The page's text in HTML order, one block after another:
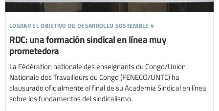
lograr el objetivo de desarrollo sostenible 4
RDC: una formación sindical en línea muy
prometedora
La Fédération nationale des enseignants du Congo/Union
Nationale des Travailleurs du Congo (FENECO/UNTC) ha
clausurado oficialmente el final de su Academia Sindical en línea
sobre los fundamentos del sindicalismo.